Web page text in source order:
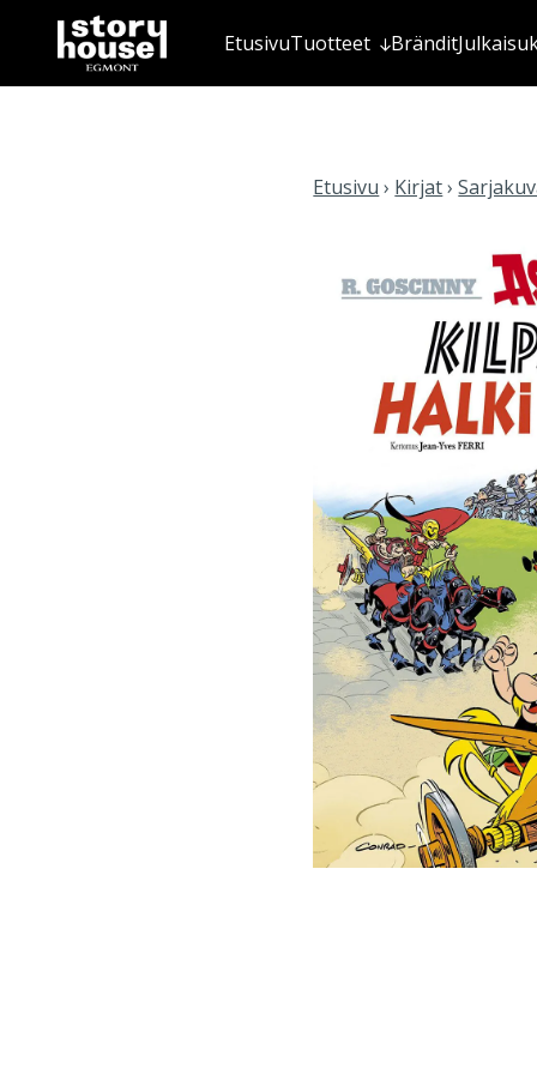
EtusivuTuotteet Brändit
Etusivu › Kirjat›